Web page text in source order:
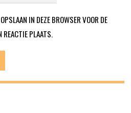
IN DEZE BROWSER VOOR DE
REACTIE PLAATS.